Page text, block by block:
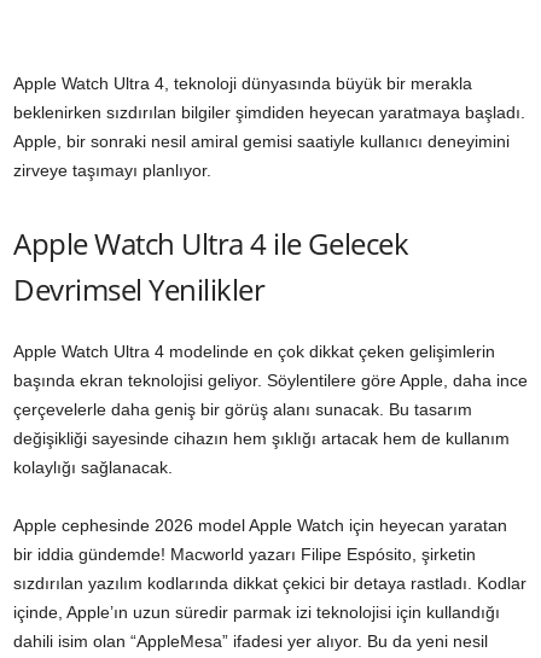
Apple Watch Ultra 4, teknoloji dünyasında büyük bir merakla
beklenirken sızdırılan bilgiler şimdiden heyecan yaratmaya başladı.
Apple, bir sonraki nesil amiral gemisi saatiyle kullanıcı deneyimini
zirveye taşımayı planlıyor.
Apple Watch Ultra 4 ile Gelecek
Devrimsel Yenilikler
Apple Watch Ultra 4 modelinde en çok dikkat çeken gelişimlerin
başında ekran teknolojisi geliyor. Söylentilere göre Apple, daha ince
çerçevelerle daha geniş bir görüş alanı sunacak. Bu tasarım
değişikliği sayesinde cihazın hem şıklığı artacak hem de kullanım
kolaylığı sağlanacak.
Apple cephesinde 2026 model Apple Watch için heyecan yaratan
bir iddia gündemde! Macworld yazarı Filipe Espósito, şirketin
sızdırılan yazılım kodlarında dikkat çekici bir detaya rastladı. Kodlar
içinde, Apple’ın uzun süredir parmak izi teknolojisi için kullandığı
dahili isim olan “AppleMesa” ifadesi yer alıyor. Bu da yeni nesil